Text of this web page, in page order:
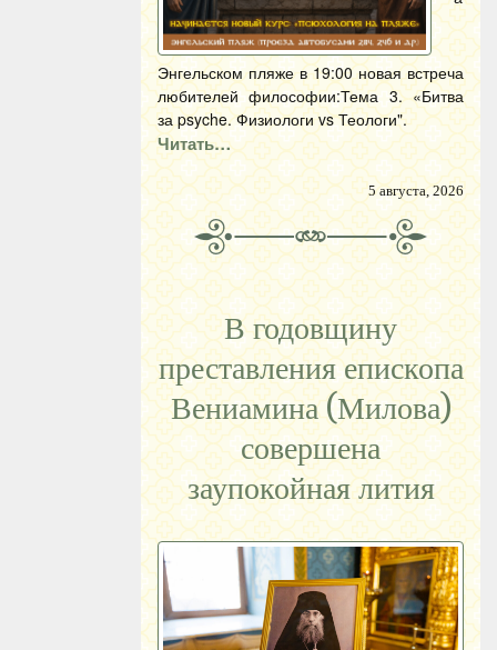
Энгельском пляже в 19:00 новая встреча
любителей философии:Тема 3. «Битва
за psyche. Физиологи vs Теологи".
Читать…
5 августа, 2026
В годовщину
преставления епископа
Вениамина (Милова)
совершена
заупокойная лития